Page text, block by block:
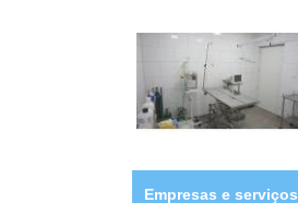
Empresas e serviços